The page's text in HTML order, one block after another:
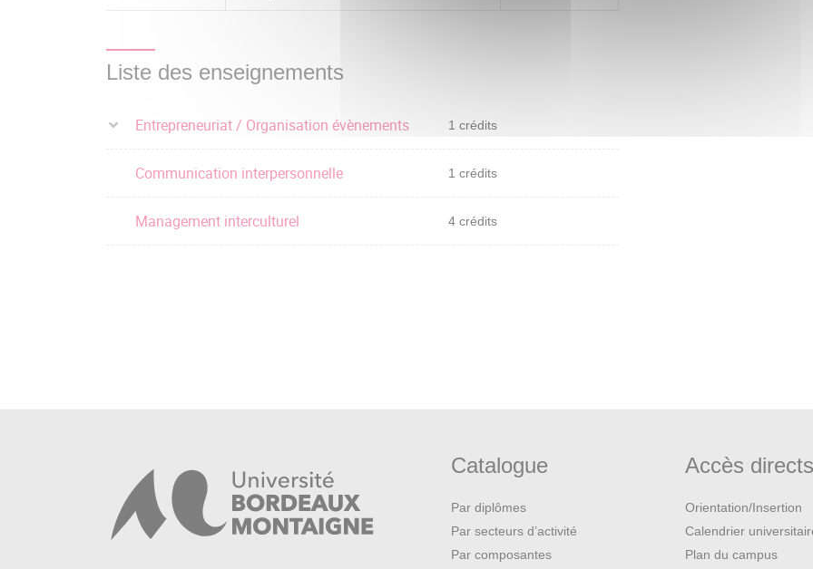
Liste des enseignements
Entrepreneuriat / Organisation évènements 1 crédits
Communication interpersonnelle 1 crédits
Management interculturel 4 crédits
Catalogue
Par diplômes
Par secteurs d’activité
Par composantes
Accès
Orientation/Insertion
Calendrier
Plan du campus